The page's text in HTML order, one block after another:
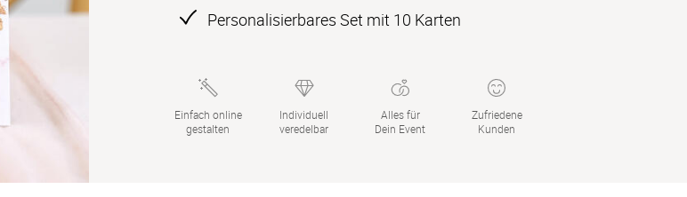
Personalisierbares Set mit 10 Karten
Einfach online
gestalten
Individuell
veredelbar
Alles für
Dein Event
Zufriedene
Kunden